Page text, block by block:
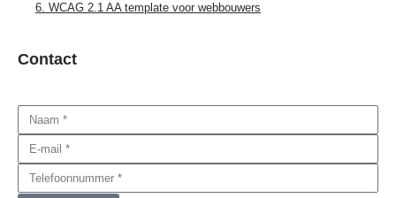
6. WCAG 2.1 AA template voor webbouwers
Contact